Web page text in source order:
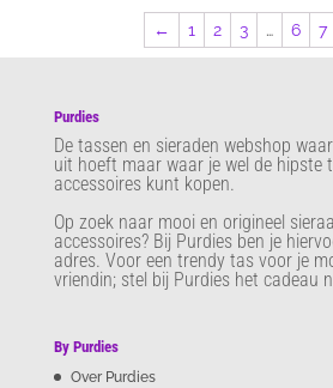
← 1 2 3 … 6 7
Purdies
De tassen en sieraden webshop
uit hoeft maar waar je wel de hipste
accessoires kunt kopen.
Op zoek naar mooi en origineel
accessoires? Bij Purdies ben je
adres. Voor een trendy tas voor je
vriendin; stel bij Purdies het cadeau
By Purdies
Over Purdies